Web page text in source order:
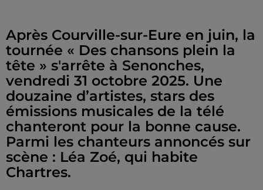
Après Courville-sur-Eure en juin, la
tournée « Des chansons plein la
tête » s'arrête à Senonches,
vendredi 31 octobre 2025. Une
douzaine d’artistes, stars des
émissions musicales de la télé
chanteront pour la bonne cause.
Parmi les chanteurs annoncés sur
scène : Léa Zoé, qui habite
Chartres.